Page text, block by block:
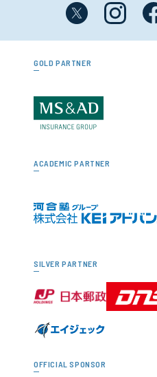
GOLD PARTNER
ACADEMIC PARTNER
SILVER PARTNER
OFFICIAL SPONSOR